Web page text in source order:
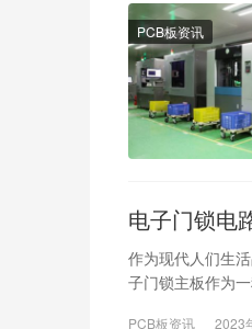
PCB板资讯
电子门锁电
作为现代人们生
子门锁主板作为
PCB板资讯 2023